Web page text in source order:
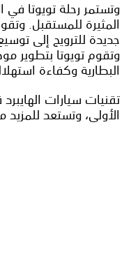
وتستمر رحلة تويوتا في
المثيرة للمستقبل.
جديدة للترويج إلى
البطارية وكفاءة استهلاك
تقنيات سيارات
الأولى، وتستعد للمزيد